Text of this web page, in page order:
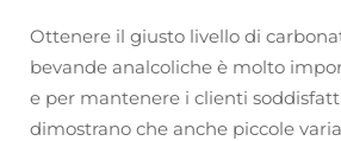
Ottenere il giusto livello di
bevande analcoliche è molto
e per mantenere i clienti
dimostrano che anche piccole